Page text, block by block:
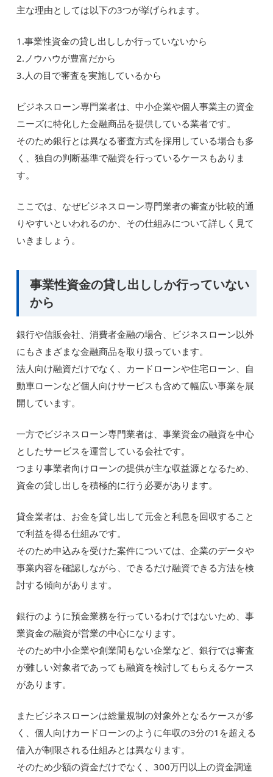
主な理由としては以下の3つが挙げられます。
1.事業性資金の貸し出ししか行っていないから
2.ノウハウが豊富だから
3.人の目で審査を実施しているから
ビジネスローン専門業者は、中小企業や個人事業主の資金
ニーズに特化した金融商品を提供している業者です。
そのため銀行とは異なる審査方式を採用している場合も多
く、独自の判断基準で融資を行っているケースもありま
す。
ここでは、なぜビジネスローン専門業者の審査が比較的通
りやすいといわれるのか、その仕組みについて詳しく見て
いきましょう。
事業性資金の貸し出ししか行っていない
から
銀行や信販会社、消費者金融の場合、ビジネスローン以外
にもさまざまな金融商品を取り扱っています。
法人向け融資だけでなく、カードローンや住宅ローン、自
動車ローンなど個人向けサービスも含めて幅広い事業を展
開しています。
一方でビジネスローン専門業者は、事業資金の融資を中心
としたサービスを運営している会社です。
つまり事業者向けローンの提供が主な収益源となるため、
資金の貸し出しを積極的に行う必要があります。
貸金業者は、お金を貸し出して元金と利息を回収すること
で利益を得る仕組みです。
そのため申込みを受けた案件については、企業のデータや
事業内容を確認しながら、できるだけ融資できる方法を検
討する傾向があります。
銀行のように預金業務を行っているわけではないため、事
業資金の融資が営業の中心になります。
そのため中小企業や創業間もない企業など、銀行では審査
が難しい対象者であっても融資を検討してもらえるケース
があります。
またビジネスローンは総量規制の対象外となるケースが多
く、個人向けカードローンのように年収の3分の1を超える
借入が制限される仕組みとは異なります。
そのため少額の資金だけでなく、300万円以上の資金調達